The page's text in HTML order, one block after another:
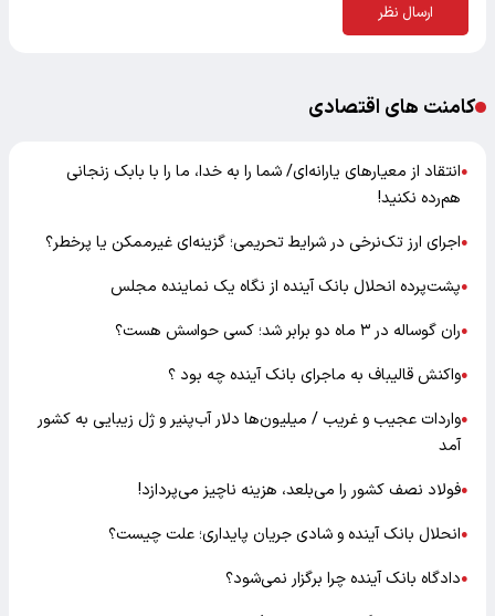
ارسال نظر
کامنت های اقتصادی
●انتقاد از معیارهای یارانه‌ای/ شما را به خدا، ما را با بابک زنجانی
هم‌رده نکنید!
●اجرای ارز تک‌نرخی در شرایط تحریمی؛ گزینه‌ای غیرممکن یا پرخطر؟
●پشت‌پرده انحلال بانک آینده از نگاه یک نماینده مجلس
●ران گوساله در ۳ ماه دو برابر شد؛ کسی حواسش هست؟
●واکنش قالیباف به ماجرای بانک آینده چه بود ؟
●واردات عجیب و غریب / میلیون‌ها دلار آب‌پنیر و ژل زیبایی به کشور
آمد
●فولاد نصف کشور را می‌بلعد، هزینه ناچیز می‌پردازد!
●انحلال بانک آینده و شادی جریان پایداری؛ علت چیست؟
●دادگاه بانک آینده چرا برگزار نمی‌شود؟